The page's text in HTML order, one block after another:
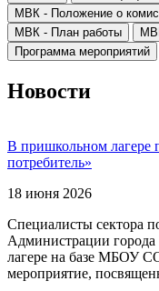
МВК - Положение о
МВК - План работы
Программа мероприятий
Новости
В пришкольном
потребитель»
18 июня 2026
Специалисты сектора
Администрации
лагере на базе МБОУ
мероприятие,